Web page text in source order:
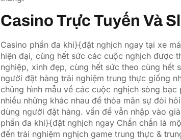
đoán kết quả vẫn cung cấp người đặt hàng
thắng.
Casino Trực Tuyến Và
Casino phần đa khi}{đặt nghịch ngay tại xe
hiện đại, cùng hết sức các cuộc nghịch được
nghiệp, xinh đẹp, cùng hết sức theo cùng hết
người đặt hàng trải nghiệm trung thực giống
chủng hình mẫu về các cuộc nghịch sòng
nhiều những khác nhau để thỏa mãn sự đòi
dùng người đặt hàng. vấn đề vẫn nhập vào